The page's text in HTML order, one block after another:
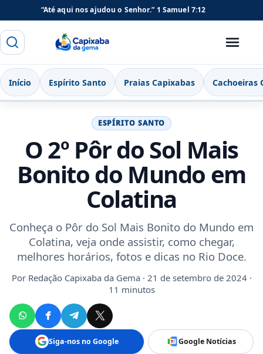
“Até aqui nos ajudou o Senhor.” 1 Samuel 7:12
Buscar
Menu
Início Espírito Santo Praias Capixabas Cachoeiras
ESPÍRITO SANTO
O 2º Pôr do Sol Mais
Bonito do Mundo em
Colatina
Conheça o Pôr do Sol Mais Bonito do Mundo em
Colatina, veja onde assistir, como chegar,
melhores horários, fotos e dicas no Rio Doce.
Por Redação Capixaba da Gema· 21 de setembro de 2024 ·
11 minutos
Siga-nos no Google Google Notícias